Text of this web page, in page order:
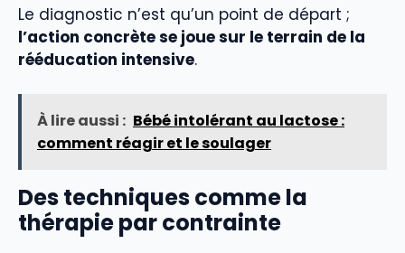
Le diagnostic n’est qu’un point de départ ;
l’action concrète se joue sur le terrain de la
rééducation intensive.
À lire aussi : Bébé intolérant au lactose :
comment réagir et le soulager
Des techniques comme la
thérapie par contrainte